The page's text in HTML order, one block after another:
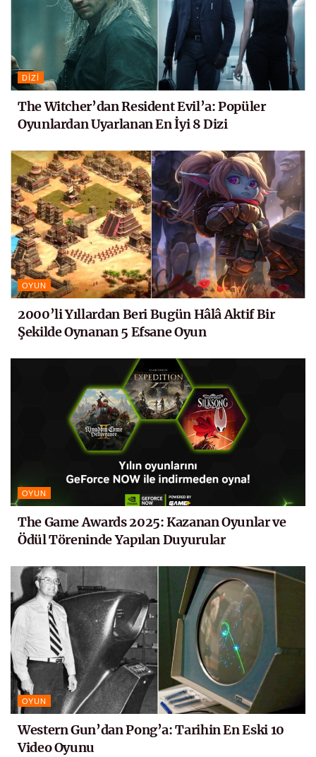
DIZI
The Witcher’dan Resident Evil’a: Popüler
Oyunlardan Uyarlanan En İyi 8 Dizi
OYUN
2000’li Yıllardan Beri Bugün Hâlâ Aktif Bir
Şekilde Oynanan 5 Efsane Oyun
OYUN
The Game Awards 2025: Kazanan Oyunlar ve
Ödül Töreninde Yapılan Duyurular
OYUN
Western Gun’dan Pong’a: Tarihin En Eski 10
Video Oyunu